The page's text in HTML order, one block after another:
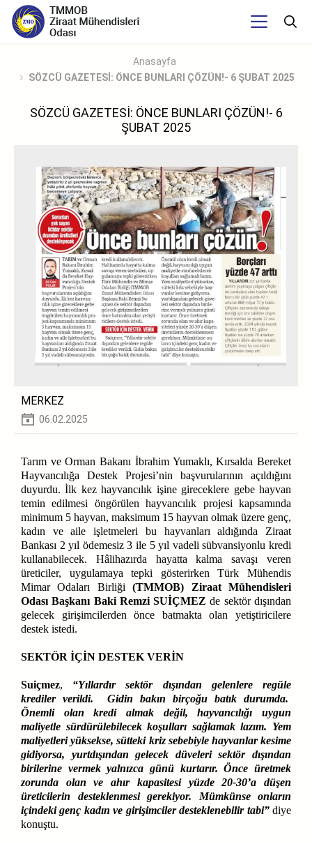
Anasayfa
SÖZCÜ GAZETESİ: ÖNCE BUNLARI ÇÖZÜN!- 6 ŞUBAT 2025
SÖZCÜ GAZETESİ: ÖNCE BUNLARI ÇÖZÜN!- 6
ŞUBAT 2025
MERKEZ
06.02.2025
Tarım ve Orman Bakanı İbrahim Yumaklı, Kırsalda Bereket
Hayvancılığa Destek Projesi’nin başvurularının açıldığını
duyurdu. İlk kez hayvancılık işine gireceklere gebe hayvan
temin edilmesi öngörülen hayvancılık projesi kapsamında
minimum 5 hayvan, maksimum 15 hayvan olmak üzere genç,
kadın ve aile işletmeleri bu hayvanları aldığında Ziraat
Bankası 2 yıl ödemesiz 3 ile 5 yıl vadeli sübvansiyonlu kredi
kullanabilecek. Hâlihazırda hayatta kalma savaşı veren
üreticiler, uygulamaya tepki gösterirken Türk Mühendis
Mimar Odaları Birliği(TMMOB) Ziraat Mühendisleri
Odası Başkanı Baki Remzi SUİÇMEZ de sektör dışından
gelecek girişimcilerden önce batmakta olan yetiştiricilere
destek istedi.
SEKTÖR İÇİN DESTEK VERİN
Suiçmez, “Yıllardır sektör dışından gelenlere regüle
krediler verildi. Gidin bakın birçoğu batık durumda.
Önemli olan kredi almak değil, hayvancılığı uygun
maliyetle sürdürülebilecek koşulları sağlamak lazım. Yem
maliyetleri yüksekse, sütteki kriz sebebiyle hayvanlar kesime
gidiyorsa, yurtdışından gelecek düveleri sektör dışından
birilerine vermek yalnızca günü kurtarır. Önce üretmek
zorunda olan ve ahır kapasitesi yüzde 20-30’a düşen
üreticilerin desteklenmesi gerekiyor. Mümkünse onların
içindeki genç kadın ve girişimciler desteklenebilir tabi”diye
konuştu.